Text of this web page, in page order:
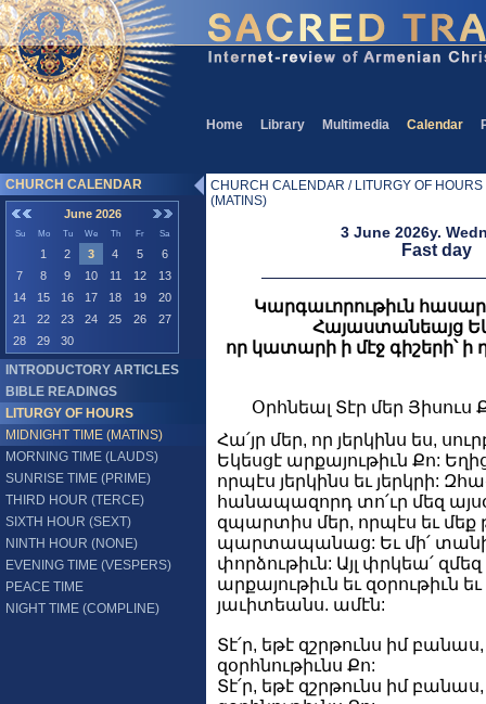
Home Library Multimedia Calendar
CHURCH CALENDAR
June 2026
Su Mo Tu We Th Fr Sa
1 2 3 4 5
6
7
8 9 10 11 12
13
14
15 16 17 18 19
20
21
22 23 24 25 26
27
28
29 30
INTRODUCTORY ARTICLES
BIBLE READINGS
LITURGY OF HOURS
MIDNIGHT TIME (MATINS)
MORNING TIME (LAUDS)
SUNRISE TIME (PRIME)
THIRD HOUR (TERCE)
SIXTH HOUR (SEXT)
NINTH HOUR (NONE)
EVENING TIME (VESPERS)
PEACE TIME
NIGHT TIME (COMPLINE)
CHURCH CALENDAR / LITURGY OF HOURS
(MATINS)
3 June 2026y.
Fast day
Կարգաւորութիւն
Հայաստանեայց
որ կատարի ի մէջ գիշերի՝ ի
Օրհնեալ Տէր մեր Յիսուս
Հա՛յր մեր, որ յերկինս ես,
Եկեսցէ արքայութիւն Քո:
որպէս յերկինս եւ յերկրի:
հանապազորդ տո՛ւր մեզ
զպարտիս մեր, որպէս եւ մեք
պարտապանաց: Եւ մի՛
փորձութիւն: Այլ փրկեա՛
արքայութիւն եւ զօրութիւն
յաւիտեանս. ամէն:
Տէ՛ր, եթէ զշրթունս իմ
զօրհնութիւնս Քո:
Տէ՛ր, եթէ զշրթունս իմ